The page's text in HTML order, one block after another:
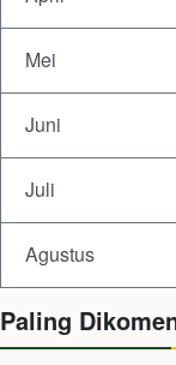
Mei
Juni
Juli
Agustus
Paling